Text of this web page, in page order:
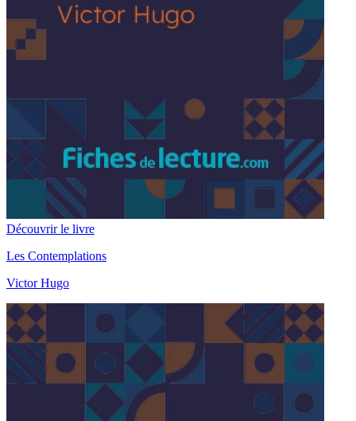
Découvrir le livre
Les Contemplations
Victor Hugo